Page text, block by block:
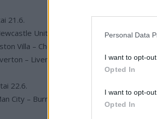
Personal Data
I want to opt-
Opted In
I want to opt-
Opted In
21.6.
United – Sheffield Utd
Villa – Chelsea
– Liverpool
22.6.
City – Burnley